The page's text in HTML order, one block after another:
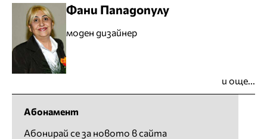
Фани Пападопулу
моден дизайнер
и още...
Абонамент
Абонирай се за новото в сайта